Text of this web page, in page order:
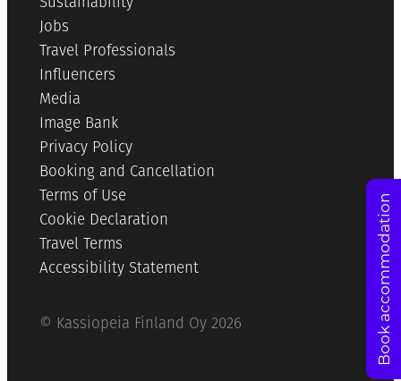
Book accommodation
Jobs
Travel Professionals
Influencers
Media
Image Bank
Privacy Policy
Booking and Cancellation
Terms of Use
Cookie Declaration
Travel Terms
Accessibility Statement
© Kassiopeia Finland Oy 2026